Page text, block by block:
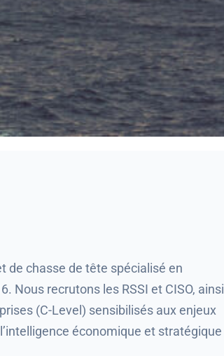
de chasse de tête spécialisé en
Nous recrutons les RSSI et CISO, ainsi
(C-Level) sensibilisés aux enjeux
économique et stratégique